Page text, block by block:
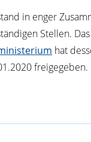
in enger
Stellen. Das
hat
freigegeben.